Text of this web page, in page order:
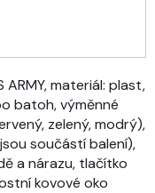
materiál: plast,
batoh, výměnné
zelený, modrý),
součástí balení),
a nárazu, tlačítko
kovové oko